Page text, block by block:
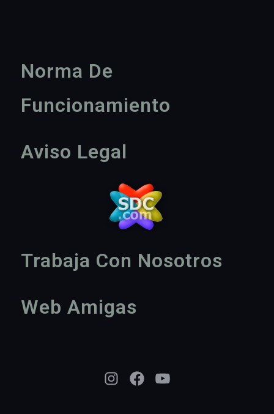
Norma De
Funcionamiento
Aviso Legal
Trabaja Con Nosotros
Web Amigas
InstagramFacebook YouTube